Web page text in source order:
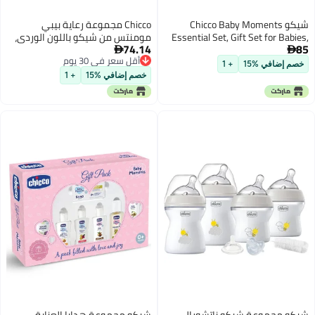
شيكو Chicco Baby Moments
Essential Set, Gift Set for Babies,
0M+ Blue
85
خصم إضافي %15 + 1
Chicco مجموعة رعاية بيبي
مومنتس من شيكو باللون الوردي،
مجموعة هدايا للأطفال، 0m+
74.14
أقل سعر في 30 يوم
أقل سعر في 30 يوم
خصم إضافي %15 + 1